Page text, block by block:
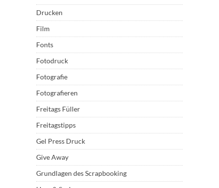
Drucken
Film
Fonts
Fotodruck
Fotografie
Fotografieren
Freitags Füller
Freitagstipps
Gel Press Druck
Give Away
Grundlagen des Scrapbooking